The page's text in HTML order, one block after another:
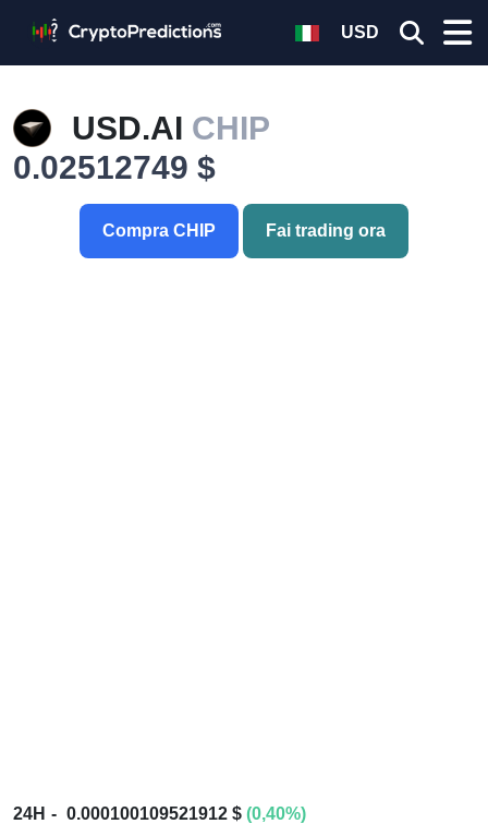
USD
USD.AI CHIP
0.02512749 $
Compra CHIP Fai trading ora
24H 0.000100109521912 $ (0,40%)